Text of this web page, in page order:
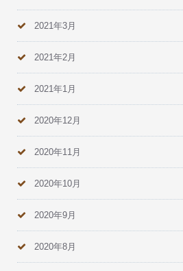
2021年3月
2021年2月
2021年1月
2020年12月
2020年11月
2020年10月
2020年9月
2020年8月